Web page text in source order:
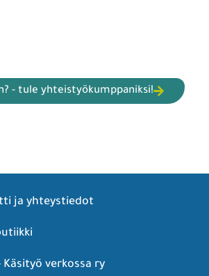
- tule yhteistyökumppaniksi!
ja yhteystiedot
Käsityö verkossa ry